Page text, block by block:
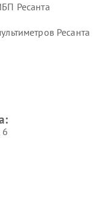
Ресанта
Ресанта
6